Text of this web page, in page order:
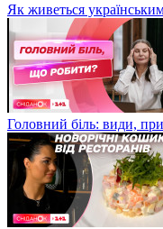
Як живеться
Головний біль: види,